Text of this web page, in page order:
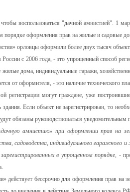
воспользоваться "дачной амнистией". 1
порядке оформления прав на жилые и садовые
орловцы оформили более двух тысяч
с 2006 года, - это упрощенный способ
дома, индивидуальные гаражи,
от оформителя, - это наличие технического
регистрации могут граждане, уже
здания. Если объект не зарегистрирован, то
обязаны руководствоваться уведомительным
амнистию» при оформлении прав на
садоводства, индивидуального
в упрощенном порядке, -
действует бессрочно для оформления прав на